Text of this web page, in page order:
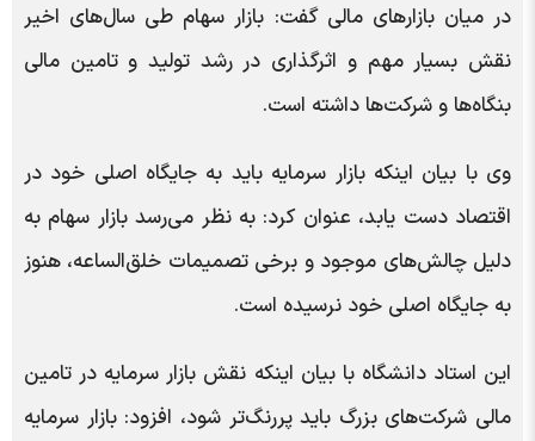
در میان بازارهای مالی گفت: بازار سهام طی سال‌های اخیر
نقش بسیار مهم و اثرگذاری در رشد تولید و تامین مالی
بنگاه‌ها و شرکت‌ها داشته است.
وی با بیان اینکه بازار سرمایه باید به جایگاه اصلی خود در
اقتصاد دست یابد، عنوان کرد: به نظر می‌رسد بازار سهام به
دلیل چالش‌های موجود و برخی تصمیمات خلق‌الساعه، هنوز
به جایگاه اصلی خود نرسیده است.
این استاد دانشگاه با بیان اینکه نقش بازار سرمایه در تامین
مالی شرکت‌های بزرگ باید پررنگ‌تر شود، افزود: بازار سرمایه